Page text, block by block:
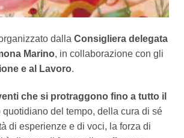
dalla Consigliera delegata
Marino, in collaborazione con gli
e al Lavoro.
che si protraggono fino a tutto il
del tempo, della cura di sé
di esperienze e di voci, la forza di